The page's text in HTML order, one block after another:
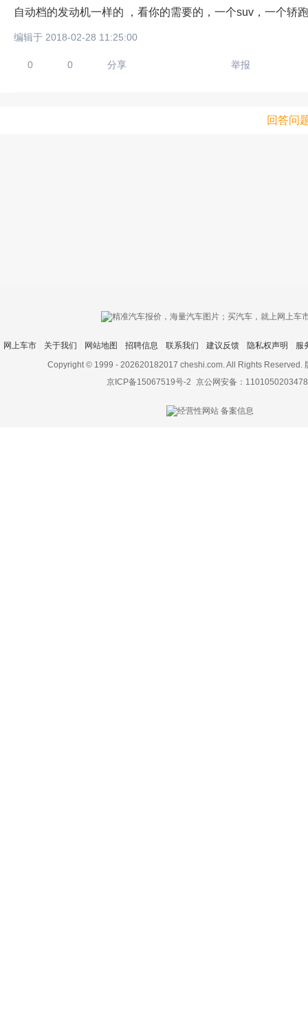
自动档的发动机一样的 ，看你的需要的，一个suv，一个轿
编辑于 2018-02-28 11:25:00
0 0 分享 举报
回答问
上传图片最多
网上车市 关于我们 网站地图 招聘信息 联系我们 建议反馈 隐私权声明
服
Copyright © 1999 - 202620182017 cheshi.com. All Rights Reserved.
京ICP备15067519号-2 京公网安备：